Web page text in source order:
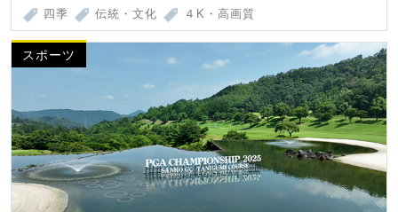
四季 伝統・文化 ４K・高画質
スポーツ